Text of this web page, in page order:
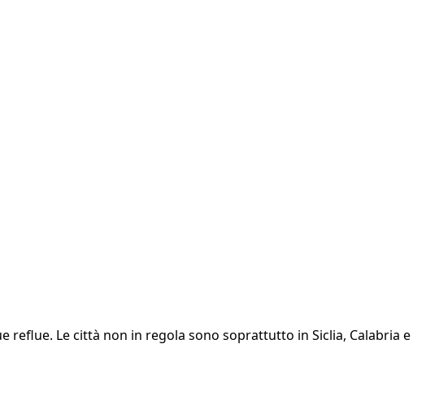
Le città non in regola sono soprattutto in Siclia, Calabria e